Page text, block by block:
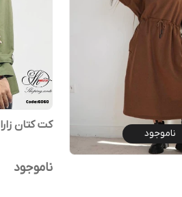
ناموجود
کت کتان زارا
ناموجود